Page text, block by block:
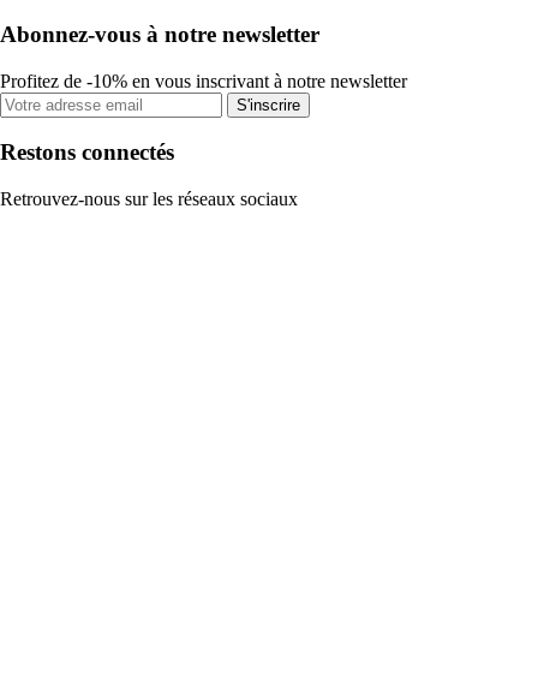
Abonnez-vous à notre newsletter
Profitez de -10% en vous inscrivant à notre newsletter
S'inscrire
Restons connectés
Retrouvez-nous sur les réseaux sociaux